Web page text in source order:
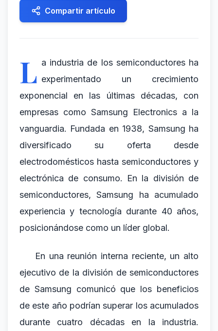
Compartir artículo
L a industria de los semiconductores ha
experimentado un crecimiento
exponencial en las últimas décadas, con
empresas como Samsung Electronics a la
vanguardia. Fundada en 1938, Samsung ha
diversificado su oferta desde
electrodomésticos hasta semiconductores y
electrónica de consumo. En la división de
semiconductores, Samsung ha acumulado
experiencia y tecnología durante 40 años,
posicionándose como un líder global.
En una reunión interna reciente, un alto
ejecutivo de la división de semiconductores
de Samsung comunicó que los beneficios
de este año podrían superar los acumulados
durante cuatro décadas en la industria.